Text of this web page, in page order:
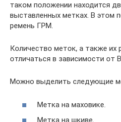
таком положении находится
выставленных метках. В этом
ремень ГРМ.
Количество меток, а также их
отличаться в зависимости от
Можно выделить следующие
Метка на маховике.
Метка на шкиве.